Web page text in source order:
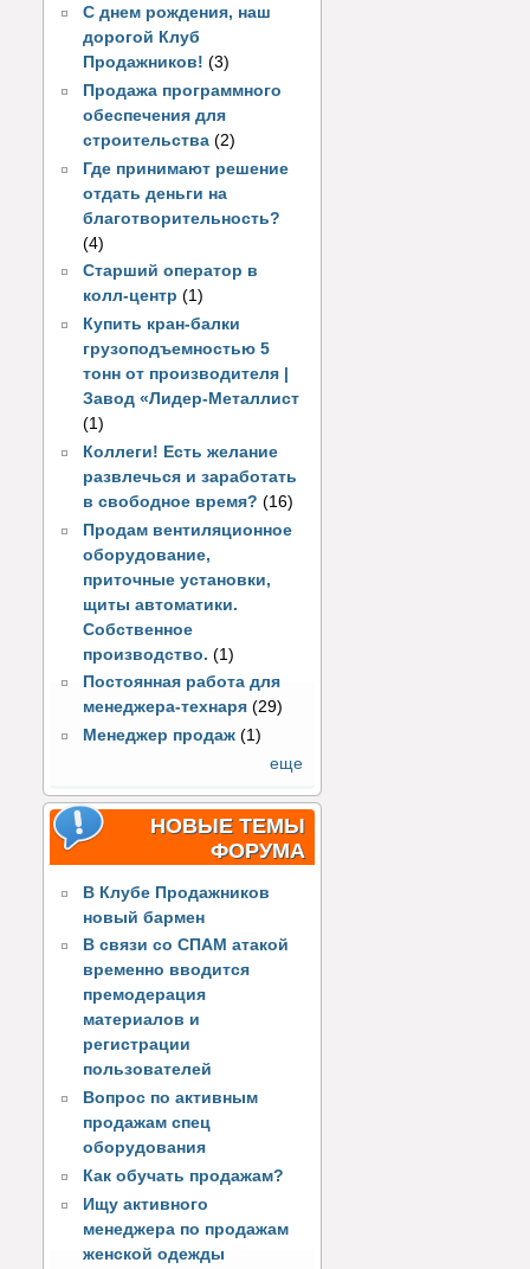
С днем рождения, наш
дорогой Клуб
Продажников! (3)
Продажа программного
обеспечения для
строительства (2)
Где принимают решение
отдать деньги на
благотворительность?
(4)
Старший оператор в
колл-центр (1)
Купить кран-балки
грузоподъемностью 5
тонн от производителя |
Завод «Лидер-Металлист
(1)
Коллеги! Есть желание
развлечься и заработать
в свободное время? (16)
Продам вентиляционное
оборудование,
приточные установки,
щиты автоматики.
Собственное
производство. (1)
Постоянная работа для
менеджера-технаря (29)
Менеджер продаж (1)
еще
НОВЫЕ ТЕМЫ
ФОРУМА
В Клубе Продажников
новый бармен
В связи со СПАМ атакой
временно вводится
премодерация
материалов и
регистрации
пользователей
Вопрос по активным
продажам спец
оборудования
Как обучать продажам?
Ищу активного
менеджера по продажам
женской одежды